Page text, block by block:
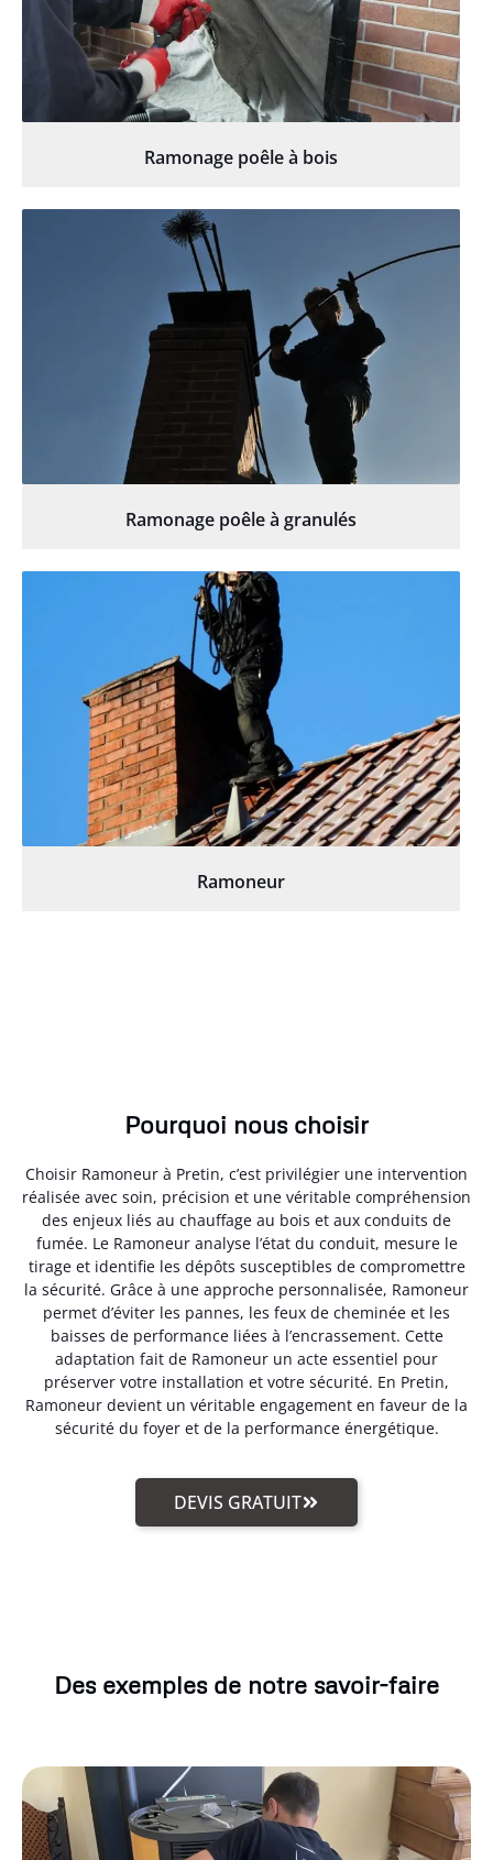
Ramonage poêle à bois
Ramonage poêle à granulés
Ramoneur
Pourquoi nous choisir
Choisir Ramoneur à Pretin, c’est privilégier une intervention
réalisée avec soin, précision et une véritable compréhension
des enjeux liés au chauffage au bois et aux conduits de
fumée. Le Ramoneur analyse l’état du conduit, mesure le
tirage et identifie les dépôts susceptibles de compromettre
la sécurité. Grâce à une approche personnalisée, Ramoneur
permet d’éviter les pannes, les feux de cheminée et les
baisses de performance liées à l’encrassement. Cette
adaptation fait de Ramoneur un acte essentiel pour
préserver votre installation et votre sécurité. En Pretin,
Ramoneur devient un véritable engagement en faveur de la
sécurité du foyer et de la performance énergétique.
DEVIS GRATUIT
Des exemples de notre savoir-faire